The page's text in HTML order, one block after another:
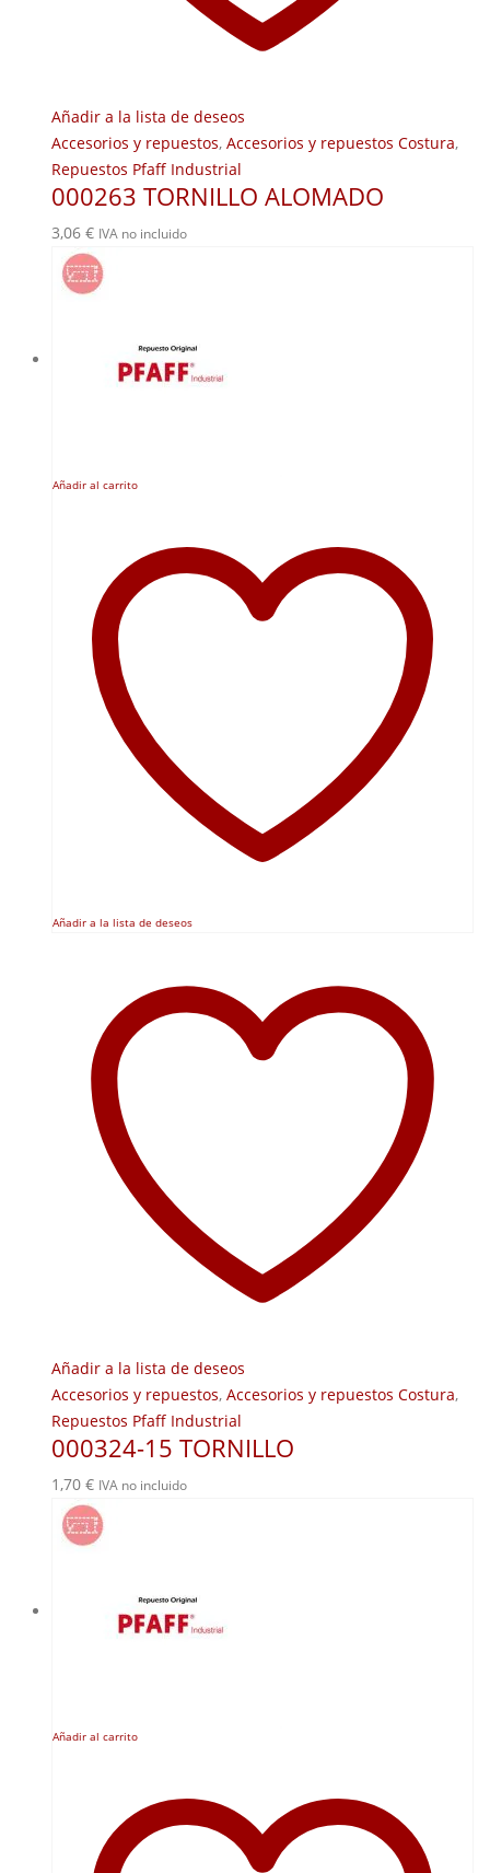
Añadir a la lista de deseos
Accesorios y repuestos, Accesorios y repuestos Costura,
Repuestos Pfaff Industrial
000263 TORNILLO ALOMADO
3,06 € IVA no incluido
Añadir al carrito
Añadir a la lista de deseos
Añadir a la lista de deseos
Accesorios y repuestos, Accesorios y repuestos Costura,
Repuestos Pfaff Industrial
000324-15 TORNILLO
1,70 € IVA no incluido
Añadir al carrito